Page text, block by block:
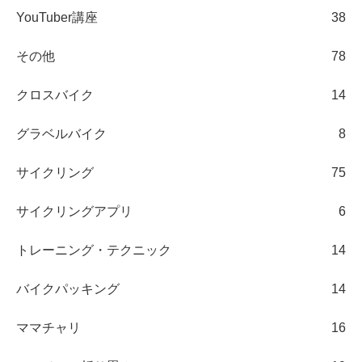
YouTuber講座 38
その他 78
クロスバイク 14
グラベルバイク 8
サイクリング 75
サイクリングアプリ 6
トレーニング・テクニック 14
バイクパッキング 14
ママチャリ 16